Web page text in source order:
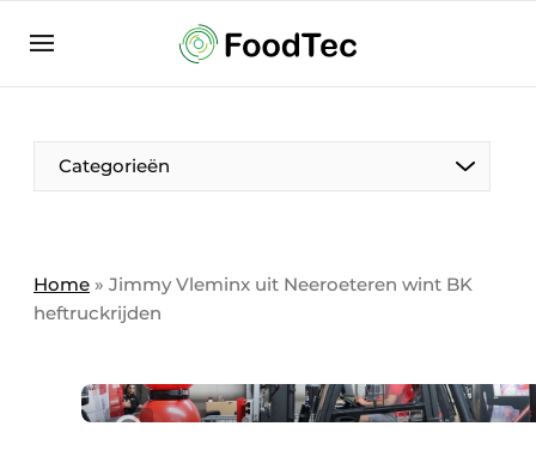
Bedrijven
Bedrijven
Direct contact
Eigen content aanleveren
Home
Categorieën
Home » Jimmy Vleminx uit Neeroeteren wint BK
heftruckrijden